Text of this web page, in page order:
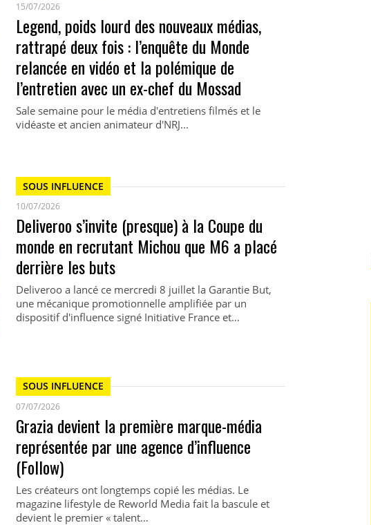
15/07/2026
Legend, poids lourd des nouveaux médias,
rattrapé deux fois : l’enquête du Monde
relancée en vidéo et la polémique de
l’entretien avec un ex-chef du Mossad
Sale semaine pour le média d'entretiens filmés et le
vidéaste et ancien animateur d'NRJ...
SOUS INFLUENCE
10/07/2026
Deliveroo s’invite (presque) à la Coupe du
monde en recrutant Michou que M6 a placé
derrière les buts
Deliveroo a lancé ce mercredi 8 juillet la Garantie But,
une mécanique promotionnelle amplifiée par un
dispositif d'influence signé Initiative France et…
SOUS INFLUENCE
07/07/2026
Grazia devient la première marque-média
représentée par une agence d’influence
(Follow)
Les créateurs ont longtemps copié les médias. Le
magazine lifestyle de Reworld Media fait la bascule et
devient le premier « talent…